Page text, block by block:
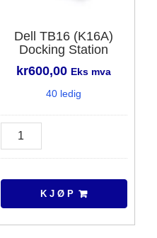
Dell TB16 (K16A)
Docking Station
kr600,00 Eks mva
40 ledig
(K16A)
antall
K J Ø P